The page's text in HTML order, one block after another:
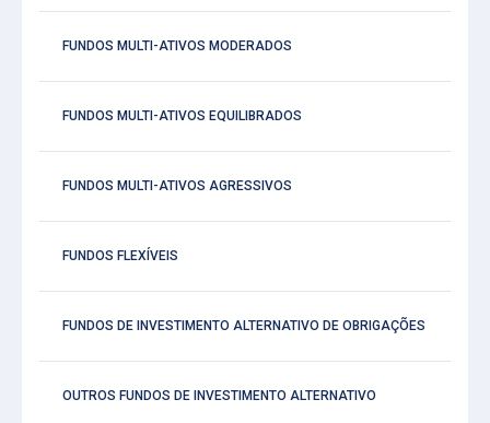
FUNDOS MULTI-ATIVOS MODERADOS
FUNDOS MULTI-ATIVOS EQUILIBRADOS
FUNDOS MULTI-ATIVOS AGRESSIVOS
FUNDOS FLEXÍVEIS
FUNDOS DE INVESTIMENTO ALTERNATIVO DE OBRIGAÇÕES
OUTROS FUNDOS DE INVESTIMENTO ALTERNATIVO